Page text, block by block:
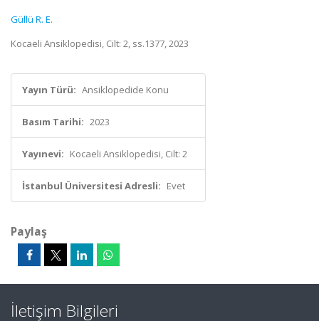
Güllü R. E.
Kocaeli Ansiklopedisi, Cilt: 2, ss.1377, 2023
Yayın Türü: Ansiklopedide Konu
Basım Tarihi: 2023
Yayınevi: Kocaeli Ansiklopedisi, Cilt: 2
İstanbul Üniversitesi Adresli: Evet
Paylaş
İletişim Bilgileri